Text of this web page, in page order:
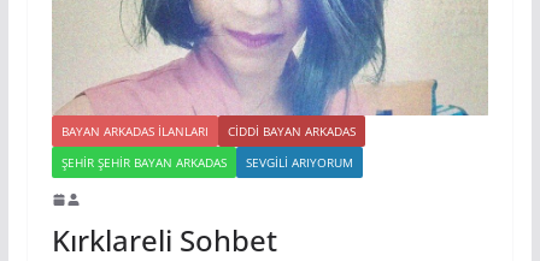
BAYAN ARKADAS ILANLARI
CIDDI BAYAN ARKADAS
ŞEHIR ŞEHIR BAYAN ARKADAS
SEVGILI ARIYORUM
Kırklareli Sohbet